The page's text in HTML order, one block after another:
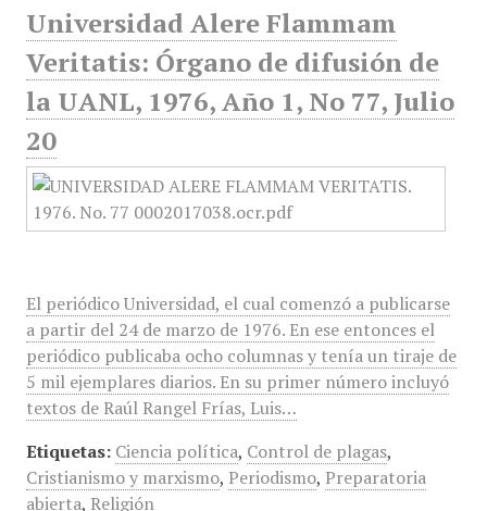
Universidad Alere Flammam
Veritatis: Órgano de difusión de
la UANL, 1976, Año 1, No 77, Julio
20
El periódico Universidad, el cual comenzó a publicarse
a partir del 24 de marzo de 1976. En ese entonces el
periódico publicaba ocho columnas y tenía un tiraje de
5 mil ejemplares diarios. En su primer número incluyó
textos de Raúl Rangel Frías, Luis…
Etiquetas: Ciencia política, Control de plagas,
Cristianismo y marxismo, Periodismo, Preparatoria
abierta, Religión